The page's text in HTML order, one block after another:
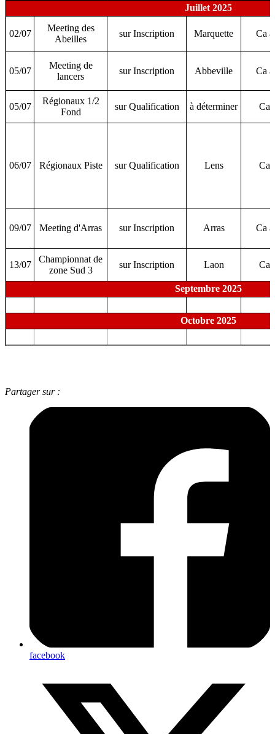
Juillet 2025
02/07
Meeting des
Abeilles
sur Inscription Marquette Ca
05/07
Meeting de
lancers
sur Inscription Abbeville Ca
05/07
Régionaux 1/2
Fond
sur Qualification à déterminer Ca
06/07 Régionaux Piste sur Qualification Lens Ca
09/07 Meeting d'Arras sur Inscription Arras Ca
13/07
Championnat de
zone Sud 3
sur Inscription Laon Ca
Septembre 2025
Octobre 2025
Partager sur :
facebook